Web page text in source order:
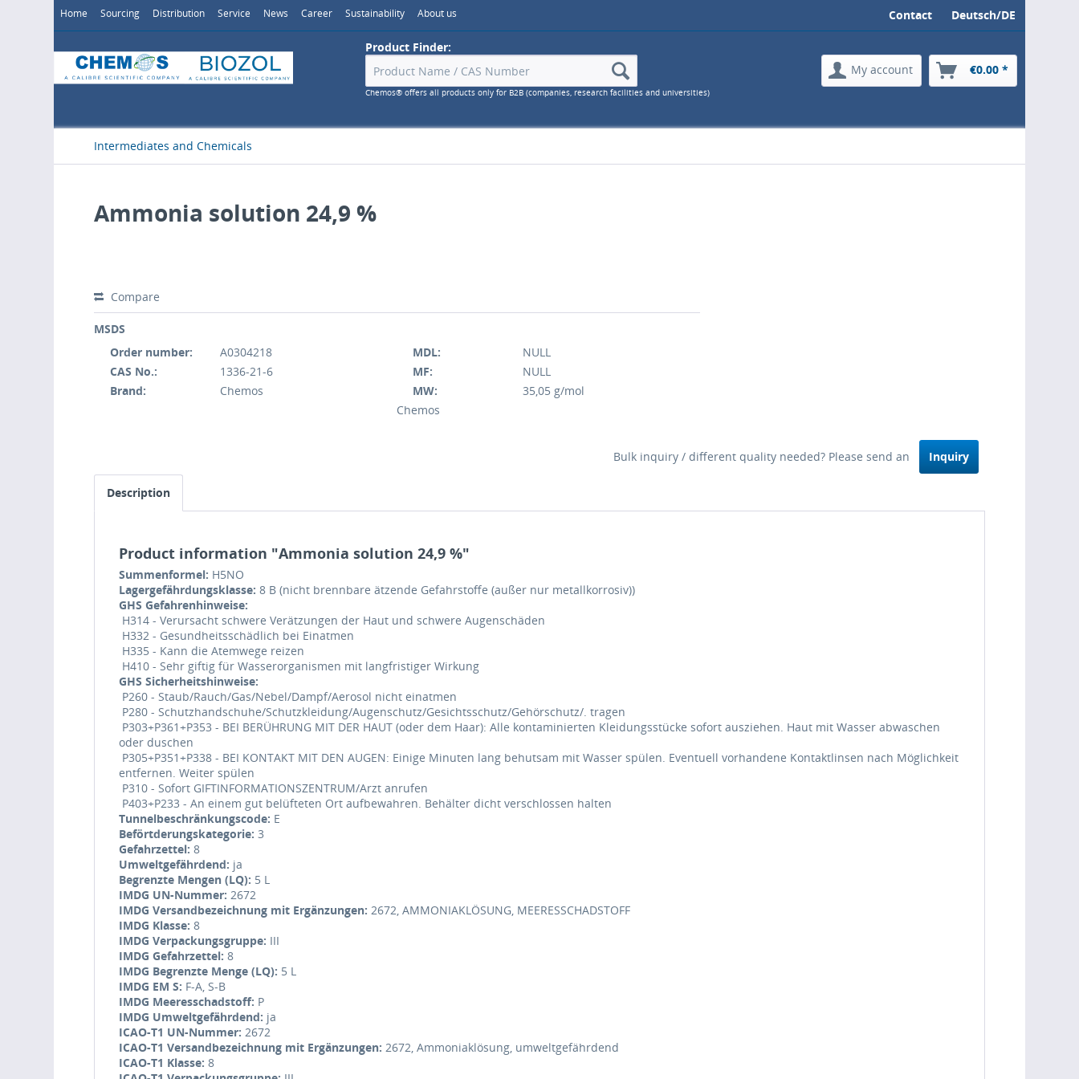
Home Sourcing Distribution Service News Career Sustainability About us Deutsch/DE
Contact
Product Finder:
My account
€0.00 *
Chemos® offers all products only for B2B (companies, research facilities and universities)
Intermediates and Chemicals
Ammonia solution 24,9 %
Compare
MSDS
Order number:
A0304218
CAS No.:
1336-21-6
Brand:
Chemos
MDL:
NULL
MF:
NULL
MW:
35,05 g/mol
Chemos
Bulk inquiry / different quality needed? Please send an Inquiry
Description
Product information "Ammonia solution 24,9 %"
Summenformel: H5NO
Lagergefährdungsklasse:8 B (nicht brennbare ätzende Gefahrstoffe (außer nur metallkorrosiv))
GHS Gefahrenhinweise:
H314 - Verursacht schwere Verätzungen der Haut und schwere Augenschäden
H332 - Gesundheitsschädlich bei Einatmen
H335 - Kann die Atemwege reizen
H410 - Sehr giftig für Wasserorganismen mit langfristiger Wirkung
GHS Sicherheitshinweise:
P260 - Staub/Rauch/Gas/Nebel/Dampf/Aerosol nicht einatmen
P280 - Schutzhandschuhe/Schutzkleidung/Augenschutz/Gesichtsschutz/Gehörschutz/. tragen
P303+P361+P353 - BEI BERÜHRUNG MIT DER HAUT (oder dem Haar): Alle kontaminierten Kleidungsstücke sofort ausziehen. Haut mit Wasser abwaschen
oder duschen
P305+P351+P338 - BEI KONTAKT MIT DEN AUGEN: Einige Minuten lang behutsam mit Wasser spülen. Eventuell vorhandene Kontaktlinsen nach Möglichkeit
entfernen. Weiter spülen
P310 - Sofort GIFTINFORMATIONSZENTRUM/Arzt anrufen
P403+P233 - An einem gut belüfteten Ort aufbewahren. Behälter dicht verschlossen halten
Tunnelbeschränkungscode: E
Beförtderungskategorie:3
Gefahrzettel:8
Umweltgefährdend: ja
Begrenzte Mengen (LQ): 5 L
IMDG UN-Nummer:2672
IMDG Versandbezeichnung mit Ergänzungen:2672, AMMONIAKLÖSUNG, MEERESSCHADSTOFF
IMDG Klasse:8
IMDG Verpackungsgruppe: III
IMDG Gefahrzettel:8
IMDG Begrenzte Menge (LQ): 5 L
IMDG EM S: F-A, S-B
IMDG Meeresschadstoff: P
IMDG Umweltgefährdend: ja
ICAO-T1 UN-Nummer:2672
ICAO-T1 Versandbezeichnung mit Ergänzungen:2672, Ammoniaklösung, umweltgefährdend
ICAO-T1 Klasse:8